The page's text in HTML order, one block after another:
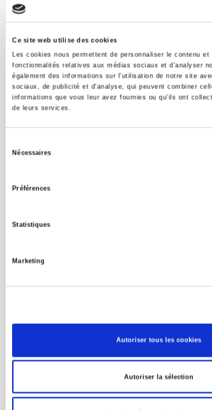
Ce site web utilise des cookies
Les cookies nous permettent de personnaliser le contenu
fonctionnalités relatives aux médias sociaux et d'analyser
également des informations sur l'utilisation de notre site
sociaux, de publicité et d'analyse, qui peuvent combiner
informations que vous leur avez fournies ou qu'ils ont
de leurs services.
Nécessaires
Préférences
Statistiques
Marketing
Autoriser tous les cookies
Autoriser la sélection
Maison d'édition dédiée aux sciences
Presses de Sciences Po participent depuis
à la transmission des savoirs et des idées
CONTACTS
FOREIGN RIGHTS
POUR LES LIBRAIRES
CONDITIONS GÉNÉRALES
À paraître
Revue française de science
10 juil. 2026